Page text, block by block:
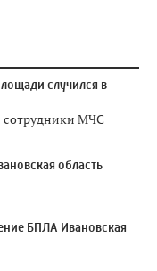
случился в
сотрудники МЧС
область
БПЛА Ивановская